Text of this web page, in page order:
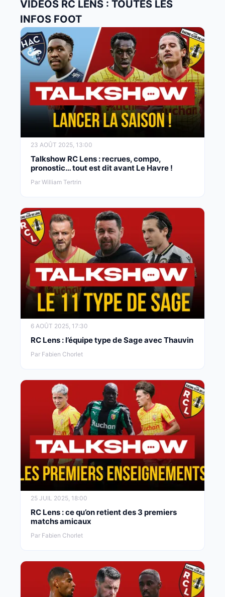
VIDÉOS RC LENS : TOUTES LES
INFOS FOOT
23 AOÛT 2025, 13:00
Talkshow RC Lens : recrues, compo,
pronostic… tout est dit avant Le Havre !
Par William Tertrin
6 AOÛT 2025, 17:30
RC Lens : l’équipe type de Sage avec Thauvin
Par Fabien Chorlet
25 JUIL 2025, 18:00
RC Lens : ce qu’on retient des 3 premiers
matchs amicaux
Par Fabien Chorlet